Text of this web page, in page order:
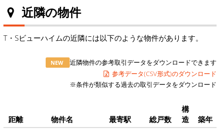
近隣の物件
T・Sビューハイムの近隣には以下のような物件があります。
NEW
近隣物件の参考取引データをダウンロードできます
参考データ(CSV形式)のダウンロード
※条件が類似する過去の取引データをダウンロード
距離 物件名 最寄駅 総戸数
構
造
築年